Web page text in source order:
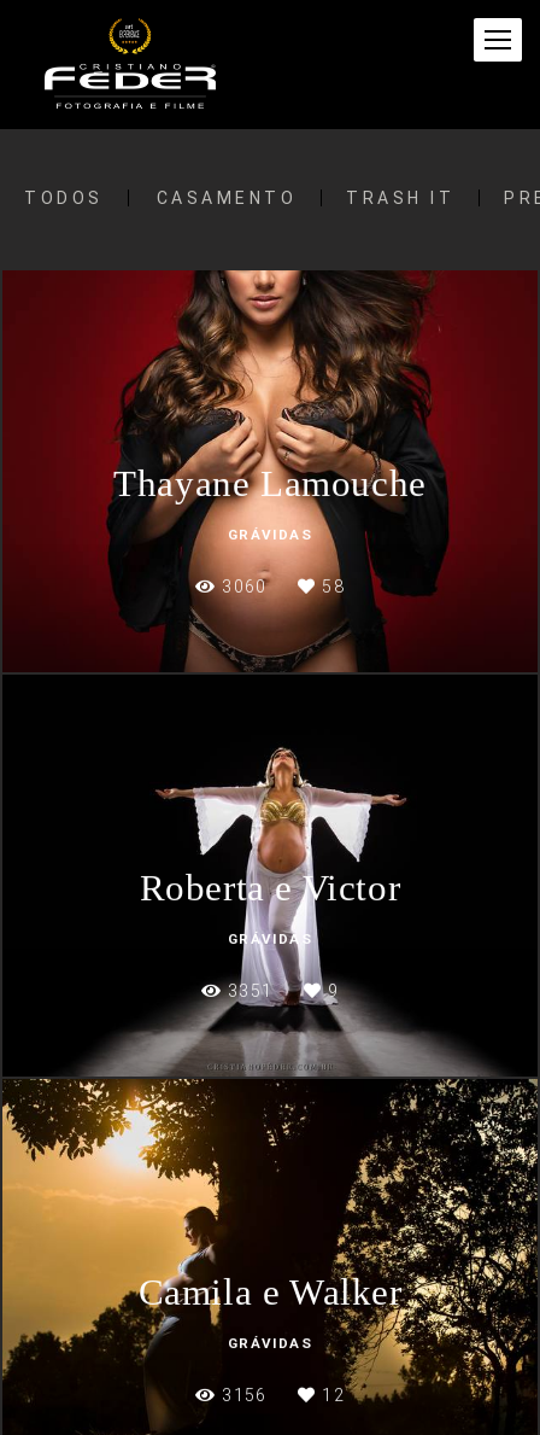
TODOS CASAMENTO TRASH IT
Thayane Lamouche
GRÁVIDAS
3060 58
Roberta e Victor
GRÁVIDAS
3351 9
Camila e Walker
GRÁVIDAS
3156 12